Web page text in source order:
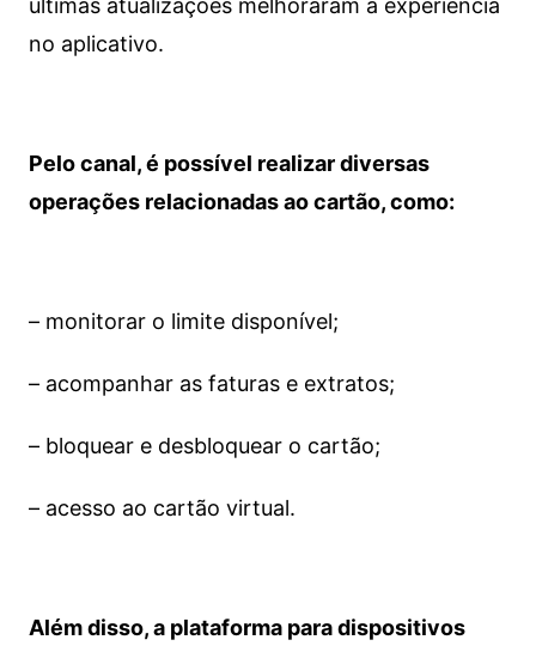
últimas atualizações melhoraram a experiência
no aplicativo.
Pelo canal, é possível realizar diversas
operações relacionadas ao cartão, como:
– monitorar o limite disponível;
– acompanhar as faturas e extratos;
– bloquear e desbloquear o cartão;
– acesso ao cartão virtual.
Além disso, a plataforma para dispositivos